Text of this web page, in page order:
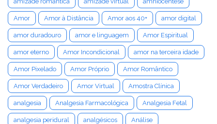
Amor Amor à Distância Amor aos 40+ amor digital
amor duradouro amor e linguagem Amor Espiritual
amor eterno Amor Incondicional amor na terceira idade
Amor Pixelado Amor Próprio Amor Romântico
Amor Verdadeiro Amor Virtual Amostra Clínica
analgesia Analgesia Farmacológica Analgesia Fetal
analgesia peridural analgésicos Análise